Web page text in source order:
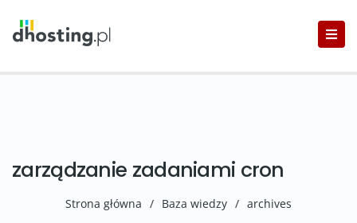
zarządzanie zadaniami cron
Strona główna / Baza wiedzy / archives